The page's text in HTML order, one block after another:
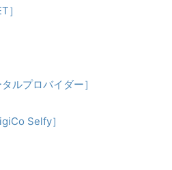
］
ルプロバイダー］
Selfy］